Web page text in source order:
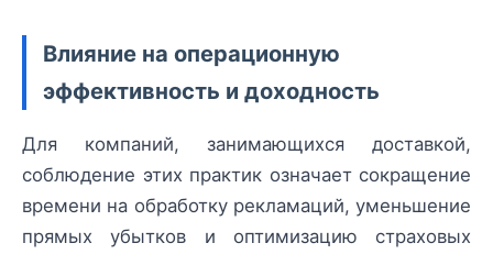
Влияние на операционную
эффективность и доходность
Для компаний, занимающихся доставкой,
соблюдение этих практик означает сокращение
времени на обработку рекламаций, уменьшение
прямых убытков и оптимизацию страховых